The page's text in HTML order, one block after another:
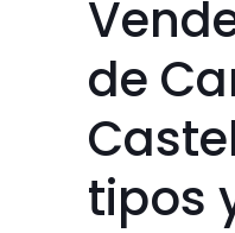
de
tipos